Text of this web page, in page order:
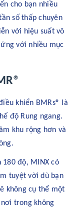
cho bạn nhiều
số thấp chuyên
với hiệu suất vô
với nhiều mục
khiển BMRs® là
độ Rung ngang.
khu rộng hơn và
180 độ, MINX có
tuyệt vời dù bạn
không cụ thể một
trong không